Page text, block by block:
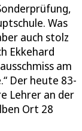
Was
auch stolz
Ekkehard
am
Der heute 83-
Lehrer an der
Ort 28